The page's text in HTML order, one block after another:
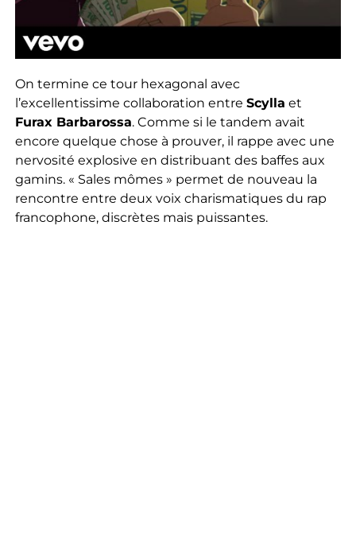
On termine ce tour hexagonal avec
l’excellentissime collaboration entre Scylla et
Furax Barbarossa. Comme si le tandem avait
encore quelque chose à prouver, il rappe avec une
nervosité explosive en distribuant des baffes aux
gamins. « Sales mômes » permet de nouveau la
rencontre entre deux voix charismatiques du rap
francophone, discrètes mais puissantes.